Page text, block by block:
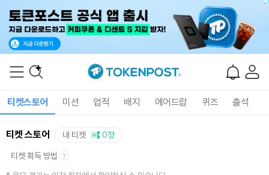
티켓스토어 미션 업적 배지 에어드랍 퀴즈 출석
티켓 스토어 내 티켓 0장
티켓 획득 방법